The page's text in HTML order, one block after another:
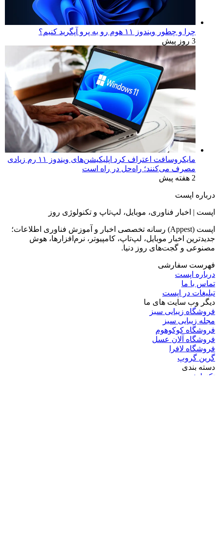
چرا و چطور ویندوز ۱۱ هوم رو به پرو آپگرید کنیم؟
3 روز پیش
مایکروسافت اعتراف کرد اپلیکیشن‌های ویندوز ۱۱ رم زیادی
مصرف می‌کنند؛ راه‌حل در راه است
2 هفته پیش
درباره اپست
اپست | اخبار فناوری، موبایل، لپ‌تاپ و تکنولوژی روز
اپست (Appest) رسانه تخصصی اخبار و آموزش فناوری اطلاعات؛
جدیدترین اخبار موبایل، لپ‌تاپ، کامپیوتر، نرم‌افزارها، هوش
مصنوعی و گجت‌های روز دنیا.
فهرست سفارشی
درباره اپست
تماس با ما
تبلیغات در اپست
دیگر وب سایت های ما
فروشگاه زیبایی سبز
مجله زیبایی سبز
فروشگاه کوکوهوم
فروشگاه آلان عسل
فروشگاه لافرا
گرین گروپ
دسته بندی
تکنولوژی